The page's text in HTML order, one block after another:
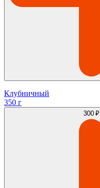
Клубничный
350 г
300 ₽